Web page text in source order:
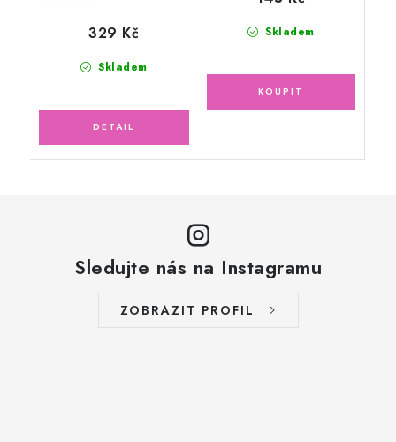
Skladem
329 Kč Skladem
Sledujte nás na Instagramu
ZOBRAZIT PROFIL